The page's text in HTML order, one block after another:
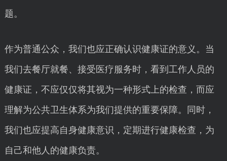
题。
作为普通公众，我们也应正确认识健康证的意义。当
我们去餐厅就餐、接受医疗服务时，看到工作人员的
健康证，不应仅仅将其视为一种形式上的检查，而应
理解为公共卫生体系为我们提供的重要保障。同时，
我们也应提高自身健康意识，定期进行健康检查，为
自己和他人的健康负责。